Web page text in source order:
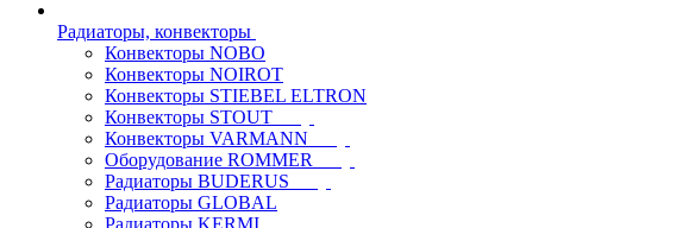
Радиаторы, конвекторы
Конвекторы NOBO
Конвекторы NOIROT
Конвекторы STIEBEL ELTRON
Конвекторы STOUT
Конвекторы VARMANN
Оборудование ROMMER
Радиаторы BUDERUS
Радиаторы GLOBAL
Радиаторы KERMI